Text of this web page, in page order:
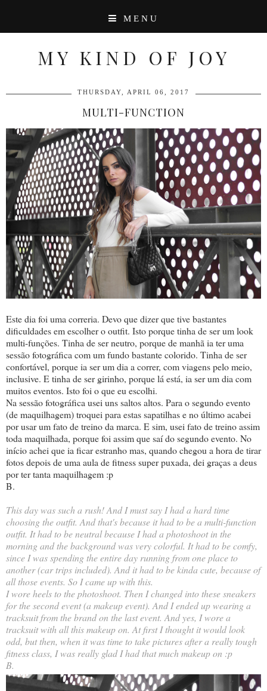
MENU
MY KIND OF JOY
THURSDAY, APRIL 06, 2017
MULTI-FUNCTION
Este dia foi uma correria. Devo que dizer que tive bastantes
dificuldades em escolher o outfit. Isto porque tinha de ser um look
multi-funções. Tinha de ser neutro, porque de manhã ia ter uma
sessão fotográfica com um fundo bastante colorido. Tinha de ser
confortável, porque ia ser um dia a correr, com viagens pelo meio,
inclusive. E tinha de ser girinho, porque lá está, ia ser um dia com
muitos eventos. Isto foi o que eu escolhi.
Na sessão fotográfica usei uns saltos altos. Para o segundo evento
(de maquilhagem) troquei para estas sapatilhas e no último acabei
por usar um fato de treino da marca. E sim, usei fato de treino assim
toda maquilhada, porque foi assim que saí do segundo evento. No
início achei que ia ficar estranho mas, quando chegou a hora de tirar
fotos depois de uma aula de fitness super puxada, dei graças a deus
por ter tanta maquilhagem :p
B.
This day was such a rush! And I must say I had a hard time
choosing the outfit. And that's because it had to be a multi-function
outfit. It had to be neutral because I had a photoshoot in the
morning and the background was very colorful. It had to be comfy,
since I was spending the entire day running from one place to
another (car trips included). And it had to be kinda cute, because of
all those events. So I came up with this.
I wore heels to the photoshoot. Then I changed into these sneakers
for the second event (a makeup event). And I ended up wearing a
tracksuit from the brand on the last event. And yes, I wore a
tracksuit with all this makeup on. At first I thought it would look
odd, but then, when it was time to take pictures after a really tough
fitness class, I was really glad I had that much makeup on :p
B.